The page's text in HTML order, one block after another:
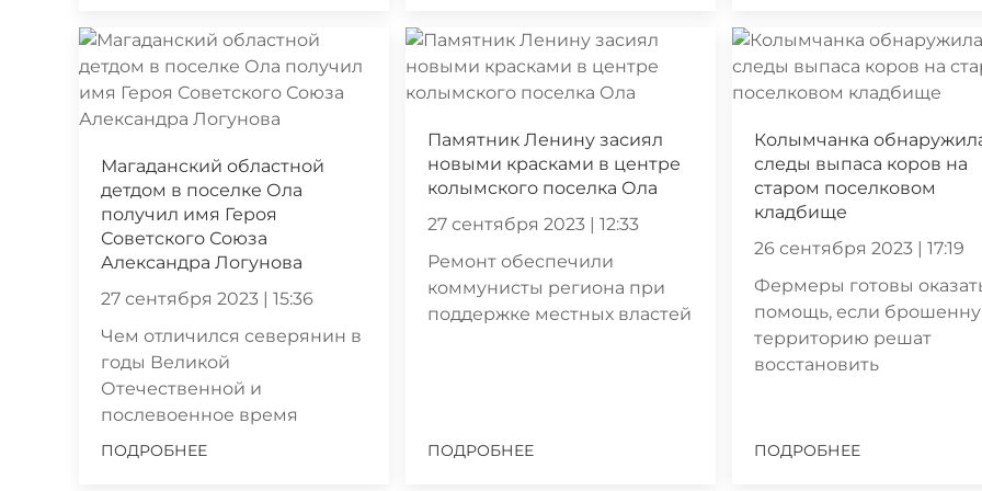
Магаданский областной
детдом в поселке Ола
получил имя Героя
Советского Союза
Александра Логунова
27 сентября 2023 | 15:36
Чем отличился северянин в
годы Великой
Отечественной и
послевоенное время
ПОДРОБНЕЕ
Памятник Ленину засиял
новыми красками в центре
колымского поселка Ола
27 сентября 2023 | 12:33
Ремонт обеспечили
коммунисты региона при
поддержке местных властей
ПОДРОБНЕЕ
Колымчанка
следы выпаса коров на
старом поселковом
кладбище
26 сентября 2023 | 17:19
Фермеры готовы
помощь, если
территорию решат
восстановить
ПОДРОБНЕЕ